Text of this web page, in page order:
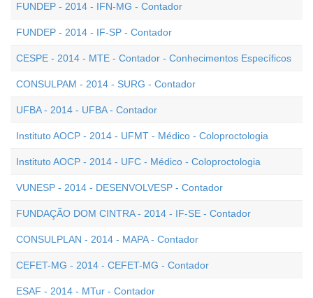
FUNDEP - 2014 - IFN-MG - Contador
FUNDEP - 2014 - IF-SP - Contador
CESPE - 2014 - MTE - Contador - Conhecimentos Específicos
CONSULPAM - 2014 - SURG - Contador
UFBA - 2014 - UFBA - Contador
Instituto AOCP - 2014 - UFMT - Médico - Coloproctologia
Instituto AOCP - 2014 - UFC - Médico - Coloproctologia
VUNESP - 2014 - DESENVOLVESP - Contador
FUNDAÇÃO DOM CINTRA - 2014 - IF-SE - Contador
CONSULPLAN - 2014 - MAPA - Contador
CEFET-MG - 2014 - CEFET-MG - Contador
ESAF - 2014 - MTur - Contador